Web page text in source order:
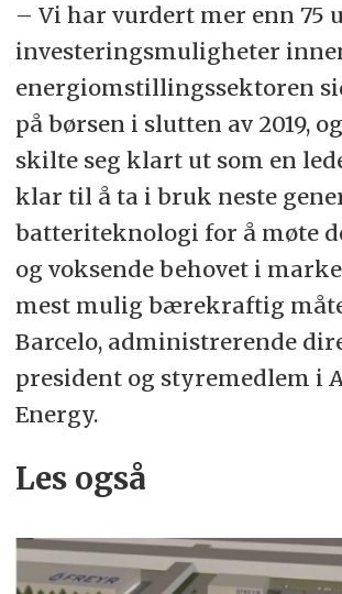
– Vi har vurdert mer enn 75
investeringsmuligheter
energiomstillingssektoren
på børsen i slutten av 2019,
skilte seg klart ut som en
klar til å ta i bruk neste
batteriteknologi for å møte
og voksende behovet i
mest mulig bærekraftig
Barcelo, administrerende
president og styremedlem i
Energy.
Les også